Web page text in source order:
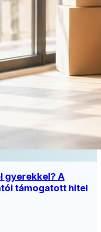
gyerekkel? A
támogatott hitel